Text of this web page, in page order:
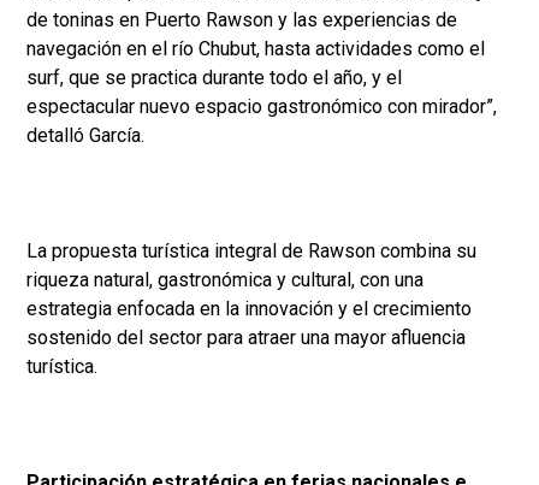
de toninas en Puerto Rawson y las experiencias de
navegación en el río Chubut, hasta actividades como el
surf, que se practica durante todo el año, y el
espectacular nuevo espacio gastronómico con mirador”,
detalló García.
La propuesta turística integral de Rawson combina su
riqueza natural, gastronómica y cultural, con una
estrategia enfocada en la innovación y el crecimiento
sostenido del sector para atraer una mayor afluencia
turística.